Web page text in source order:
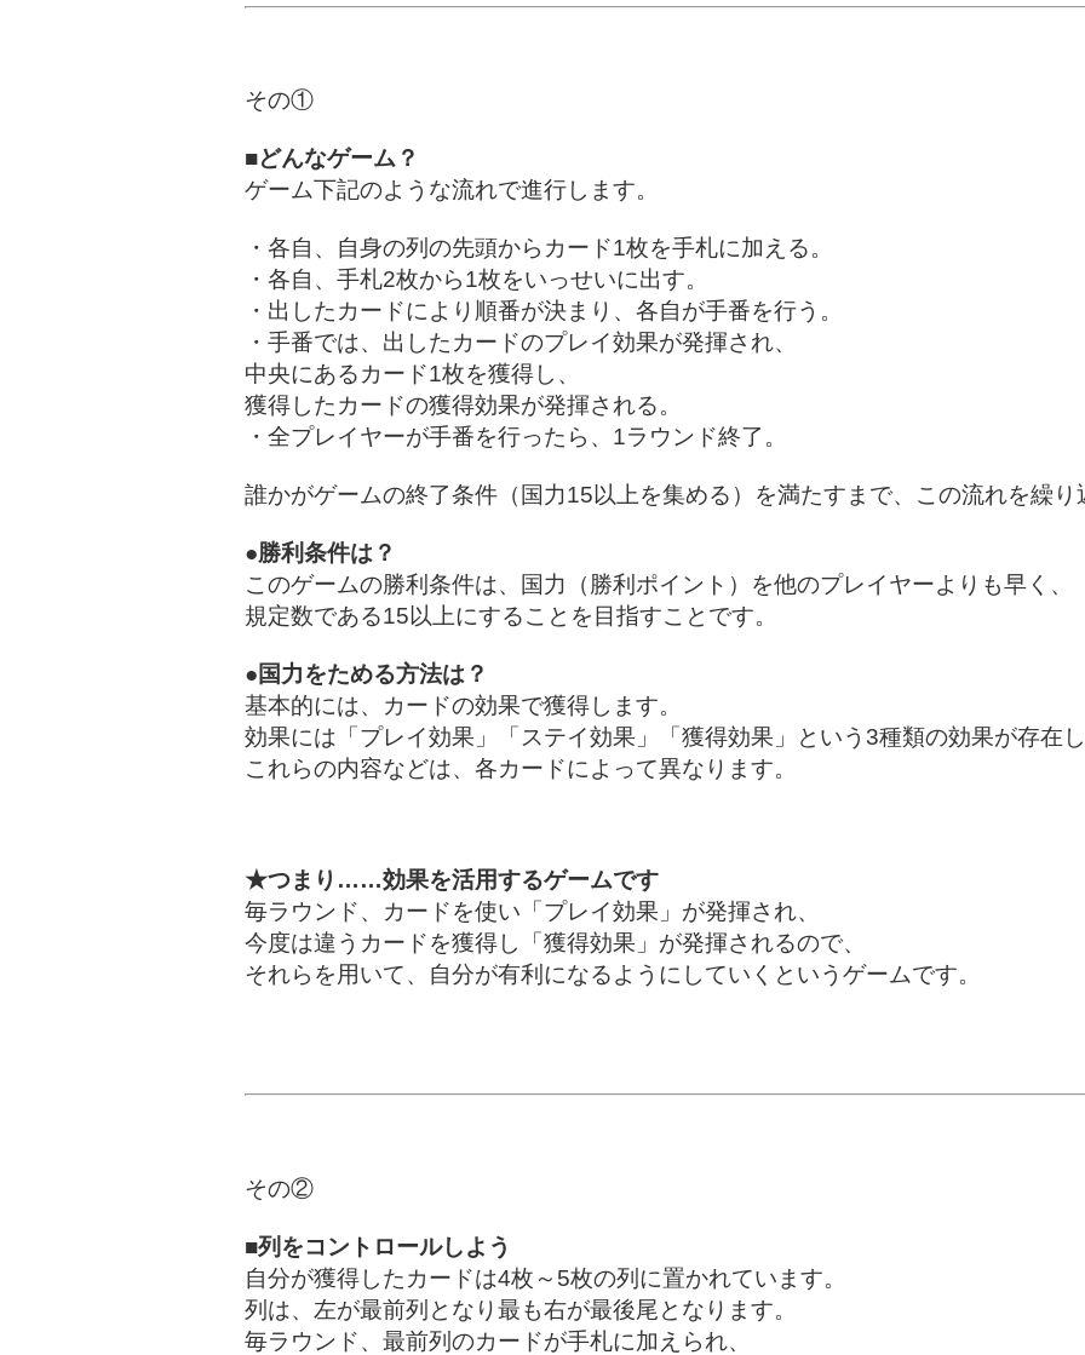
その①
■どんなゲーム？
ゲーム下記のような流れで進行します。
・各自、自身の列の先頭からカード1枚を手札に加える。
・各自、手札2枚から1枚をいっせいに出す。
・出したカードにより順番が決まり、各自が手番を行う。
・手番では、出したカードのプレイ効果が発揮され、
中央にあるカード1枚を獲得し、
獲得したカードの獲得効果が発揮される。
・全プレイヤーが手番を行ったら、1ラウンド終了。
誰かがゲームの終了条件（国力15以上を集める）を満たすまで、この流れを繰り
●勝利条件は？
このゲームの勝利条件は、国力（勝利ポイント）を他のプレイヤーよりも早く、
規定数である15以上にすることを目指すことです。
●国力をためる方法は？
基本的には、カードの効果で獲得します。
効果には「プレイ効果」「ステイ効果」「獲得効果」という3種類の効果が存在
これらの内容などは、各カードによって異なります。
★つまり……効果を活用するゲームです
毎ラウンド、カードを使い「プレイ効果」が発揮され、
今度は違うカードを獲得し「獲得効果」が発揮されるので、
それらを用いて、自分が有利になるようにしていくというゲームです。
その②
■列をコントロールしよう
自分が獲得したカードは4枚～5枚の列に置かれています。
列は、左が最前列となり最も右が最後尾となります。
毎ラウンド、最前列のカードが手札に加えられ、